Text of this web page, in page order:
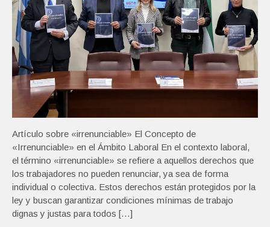
Artículo sobre «irrenunciable» El Concepto de
«Irrenunciable» en el Ámbito Laboral En el contexto laboral,
el término «irrenunciable» se refiere a aquellos derechos que
los trabajadores no pueden renunciar, ya sea de forma
individual o colectiva. Estos derechos están protegidos por la
ley y buscan garantizar condiciones mínimas de trabajo
dignas y justas para todos […]